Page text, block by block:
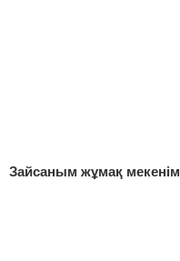
Зайсаным жұмақ мекенім